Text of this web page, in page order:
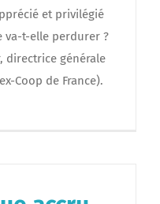
et privilégié
va-t-elle perdurer ?
directrice générale
Coop de France).